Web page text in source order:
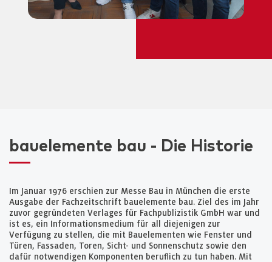
bauelemente bau - Die Historie
Im Januar 1976 erschien zur Messe Bau in München die erste
Ausgabe der Fachzeitschrift bauelemente bau. Ziel des im Jahr
zuvor gegründeten Verlages für Fachpublizistik GmbH war und
ist es, ein Informationsmedium für all diejenigen zur
Verfügung zu stellen, die mit Bauelementen wie Fenster und
Türen, Fassaden, Toren, Sicht- und Sonnenschutz sowie den
dafür notwendigen Komponenten beruflich zu tun haben. Mit